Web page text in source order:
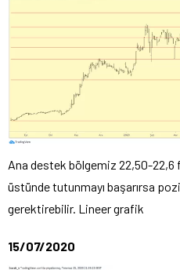
Ana destek bölgemiz 22,50-22,6
üstünde tutunmayı başarırsa
gerektirebilir. Lineer grafik
15/07/2020